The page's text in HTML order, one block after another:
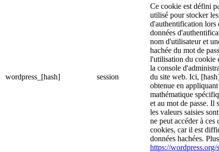
wordpress_[hash] session
Ce cookie est défini
utilisé pour stocker
d'authentification lors
données
nom d'utilisateur et
hachée du mot de
l'utilisation du cookie
la console
du site web. Ici,
obtenue en
mathématique
et au mot de passe. Il
les valeurs saisies
ne peut accéder à ces
cookies, car il est
données hachées.
https://